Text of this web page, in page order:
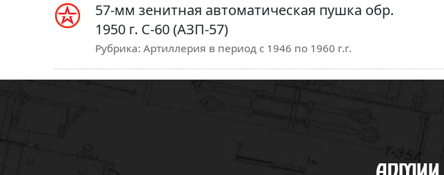
57-мм зенитная автоматическая пушка обр.
1950 г. С-60 (АЗП-57)
Рубрика:Артиллерия в период с 1946 по 1960 г.г.